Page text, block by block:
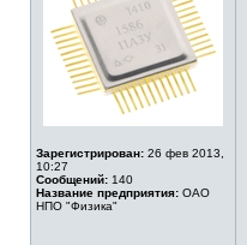
Зарегистрирован: 26 фев 2013,
10:27
Сообщений: 140
Название предприятия: ОАО
НПО "Физика"